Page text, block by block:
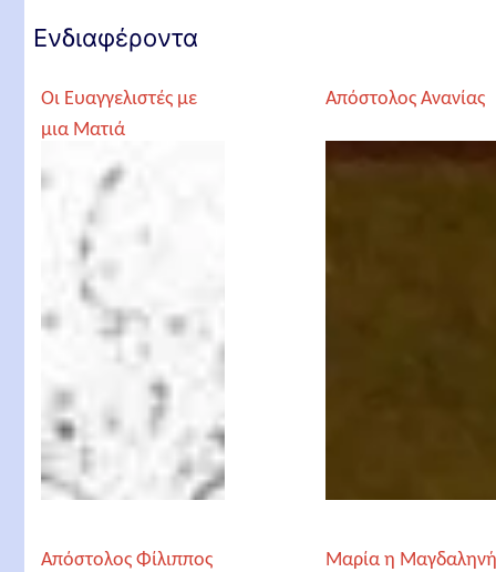
Ενδιαφέροντα
Οι Ευαγγελιστές με
μια Ματιά
Απόστολος Ανανίας
Απόστολος Φίλιππος
Μαρία η